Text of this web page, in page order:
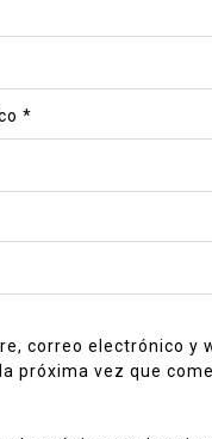
*
correo electrónico y
próxima vez que